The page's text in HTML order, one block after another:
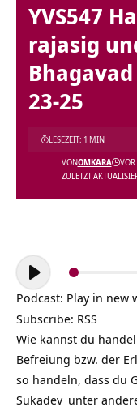
YVS547
rajasig
23-25
ZULETZT
VONOMKARA VOR
LESEZEIT: 1 MIN
Audio-
Player
Podcast: Play in new
Subscribe: RSS
Wie kannst du
Befreiung bzw. der
so handeln, dass du
Sukadev unter